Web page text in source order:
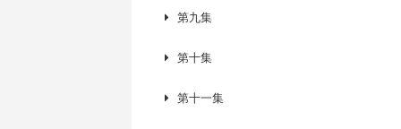
第九集
第十集
第十一集